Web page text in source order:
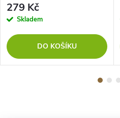
279 Kč
Skladem
DO KOŠÍKU